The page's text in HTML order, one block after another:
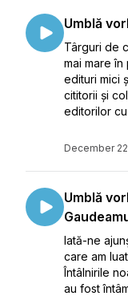
Umblă
Târguri de
mai mare
edituri mici
cititorii și
editorilor cu
December
Umblă
Iată-ne
care am
Întâlnirile
au fost